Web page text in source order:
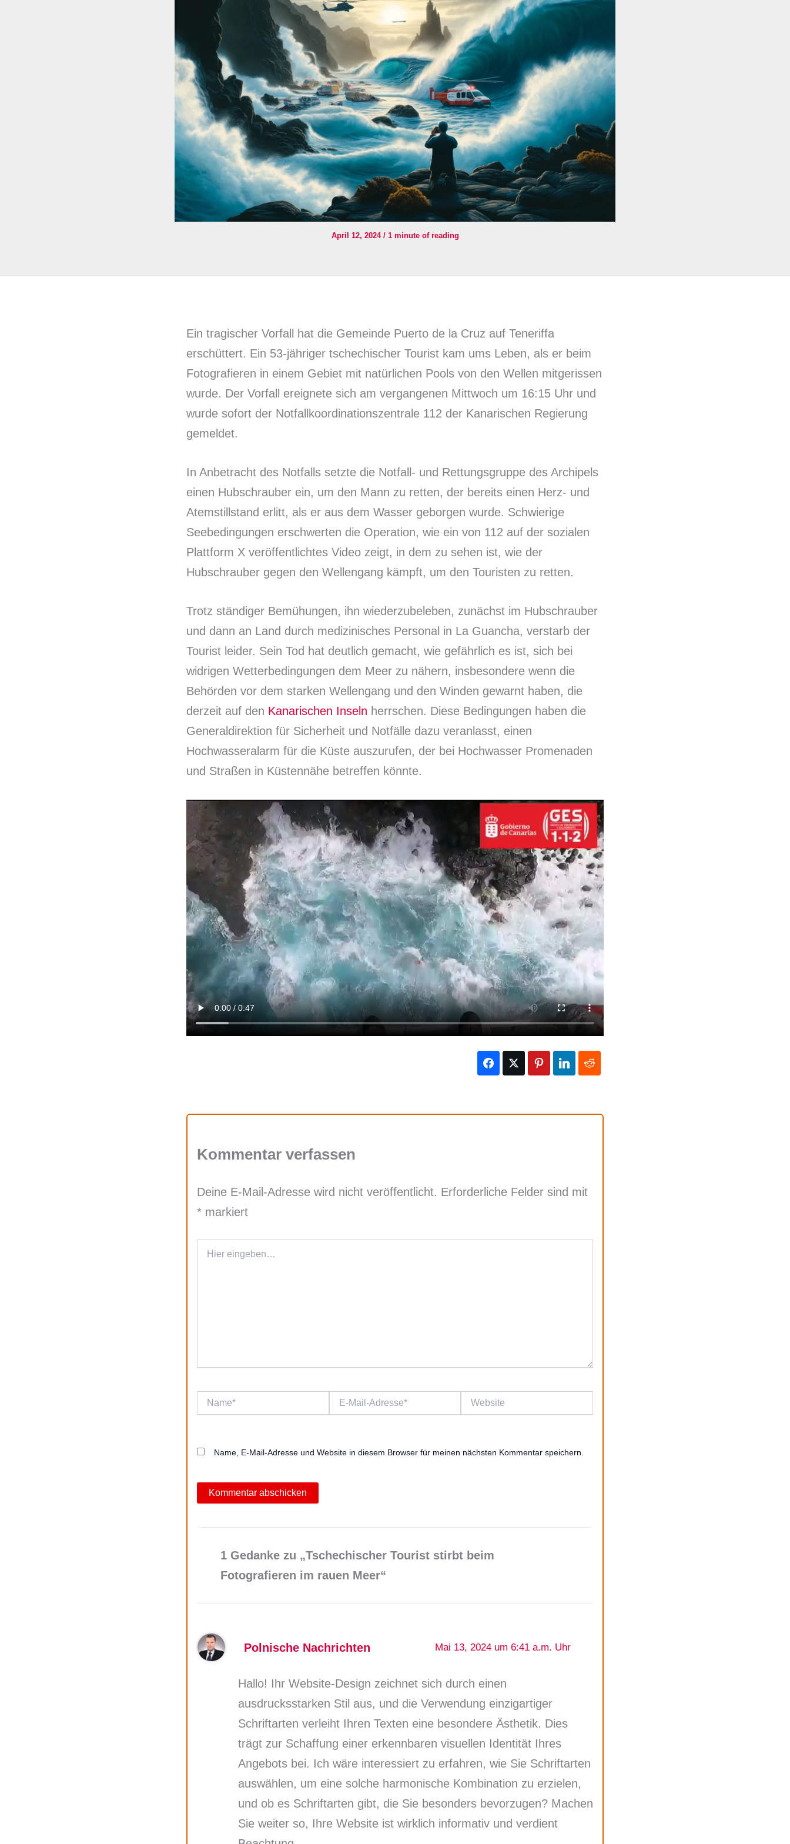
April 12, 2024 / 1 minute of reading
Ein tragischer Vorfall hat die Gemeinde Puerto de la Cruz auf Teneriffa
erschüttert. Ein 53-jähriger tschechischer Tourist kam ums Leben, als er beim
Fotografieren in einem Gebiet mit natürlichen Pools von den Wellen mitgerissen
wurde. Der Vorfall ereignete sich am vergangenen Mittwoch um 16:15 Uhr und
wurde sofort der Notfallkoordinationszentrale 112 der Kanarischen Regierung
gemeldet.
In Anbetracht des Notfalls setzte die Notfall- und Rettungsgruppe des Archipels
einen Hubschrauber ein, um den Mann zu retten, der bereits einen Herz- und
Atemstillstand erlitt, als er aus dem Wasser geborgen wurde. Schwierige
Seebedingungen erschwerten die Operation, wie ein von 112 auf der sozialen
Plattform X veröffentlichtes Video zeigt, in dem zu sehen ist, wie der
Hubschrauber gegen den Wellengang kämpft, um den Touristen zu retten.
Trotz ständiger Bemühungen, ihn wiederzubeleben, zunächst im Hubschrauber
und dann an Land durch medizinisches Personal in La Guancha, verstarb der
Tourist leider. Sein Tod hat deutlich gemacht, wie gefährlich es ist, sich bei
widrigen Wetterbedingungen dem Meer zu nähern, insbesondere wenn die
Behörden vor dem starken Wellengang und den Winden gewarnt haben, die
derzeit auf den Kanarischen Inseln herrschen. Diese Bedingungen haben die
Generaldirektion für Sicherheit und Notfälle dazu veranlasst, einen
Hochwasseralarm für die Küste auszurufen, der bei Hochwasser Promenaden
und Straßen in Küstennähe betreffen könnte.
Kommentar verfassen
Deine E-Mail-Adresse wird nicht veröffentlicht. Erforderliche Felder sind mit
* markiert
eingeben…
Name*
Mail-
Website
Name, E-Mail-Adresse und Website in diesem Browser für meinen nächsten Kommentar speichern.
1 Gedanke zu „Tschechischer Tourist stirbt beim
Fotografieren im rauen Meer“
Polnische Nachrichten Mai 13, 2024 um 6:41 a.m. Uhr
Hallo! Ihr Website-Design zeichnet sich durch einen
ausdrucksstarken Stil aus, und die Verwendung einzigartiger
Schriftarten verleiht Ihren Texten eine besondere Ästhetik. Dies
trägt zur Schaffung einer erkennbaren visuellen Identität Ihres
Angebots bei. Ich wäre interessiert zu erfahren, wie Sie Schriftarten
auswählen, um eine solche harmonische Kombination zu erzielen,
und ob es Schriftarten gibt, die Sie besonders bevorzugen? Machen
Sie weiter so, Ihre Website ist wirklich informativ und verdient